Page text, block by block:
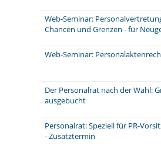
Web-Seminar:
Chancen und Grenzen - für
Web-Seminar:
Der Personalrat nach der Wahl:
ausgebucht
Personalrat: Speziell für PR-
- Zusatztermin